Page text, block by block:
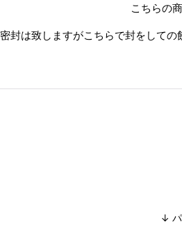
こちらの
密封は致しますがこちらで封をしての
↓